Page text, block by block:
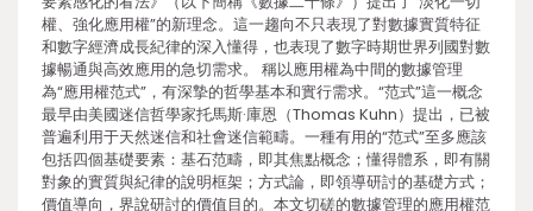
權、強化應用權”的新理念。這一趨向不只表現了對數據實質特征
和數字經濟成長紀律的深入懂得，也表現了數字時期世界列國對數
據暢通與高效應用的急切需求。 稱以應用權為中間的數據管理
為“應用權范式”，有深摯的哲學基本和實行需求。“范式”這一概念
最早由美國迷信哲學家托馬斯·庫恩（Thomas Kuhn）提出，已被
普遍利用于天然迷信和社會迷信範疇。一種有用的“范式”至多應該
包括四個基礎要素：基石范疇，即其焦點概念；懂得體系，即有關
對象的實質與紀律的說明框架；方式論，即領導研討的基礎方式；
價值導向，界說研討的價值目的。本文切磋的數據管理的應用權范